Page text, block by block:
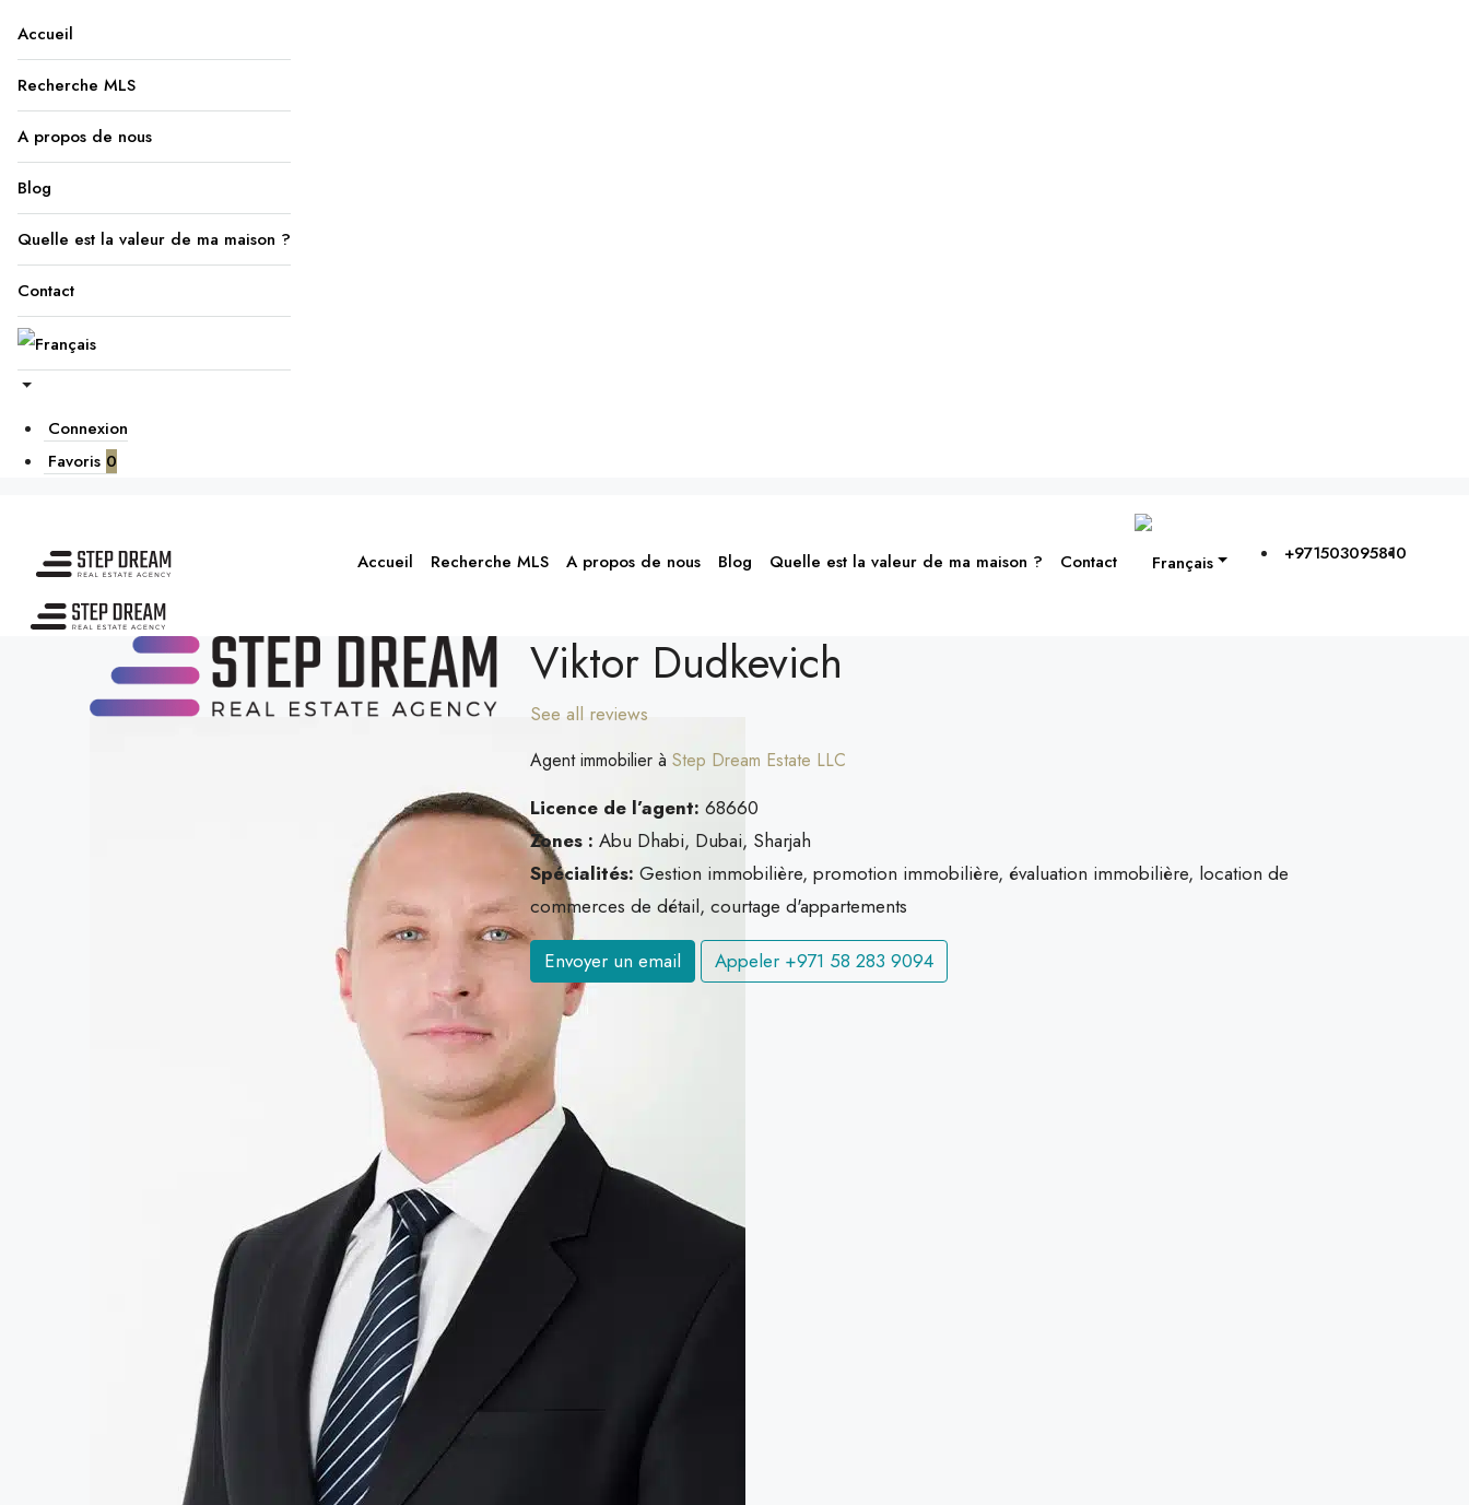
Accueil
Recherche MLS
A propos de nous
Blog
Quelle est la valeur de ma maison ?
Contact
Connexion
Favoris 0
Accueil Recherche MLS A propos de nous Blog Quelle est la valeur de ma maison ? Contact +971503095810
Viktor Dudkevich
See all reviews
Agent immobilier àStep Dream Estate LLC
Licence de l’agent: 68660
Zones : Abu Dhabi, Dubai, Sharjah
Spécialités: Gestion immobilière, promotion immobilière, évaluation immobilière, location de
commerces de détail, courtage d'appartements
Envoyer un email Appeler ‪+971 58 283 9094‬